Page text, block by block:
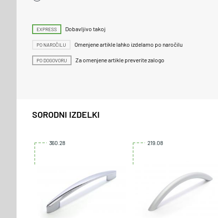
EXPRESS Dobavljivo takoj
PO NAROČILU Omenjene artikle lahko izdelamo po naročilu
PO DOGOVORU Za omenjene artikle preverite zalogo
SORODNI IZDELKI
360.28 219.08